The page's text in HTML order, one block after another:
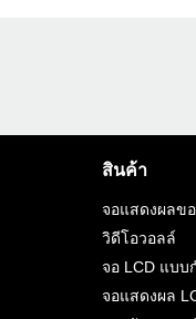
สินค้า
จอแสดงผลข
วิดีโอวอลล์
จอ LCD แบบ
จอแสดงผล